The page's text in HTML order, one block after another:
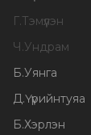
Г.Тэмүүлэн
Ч.Ундрам
Б.Уянга
Д.Үүрийнтуяа
Б.Хэрлэн